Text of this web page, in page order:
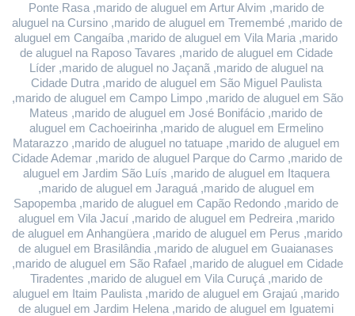
Ponte Rasa ,marido de aluguel em Artur Alvim ,marido de
aluguel na Cursino ,marido de aluguel em Tremembé ,marido de
aluguel em Cangaíba ,marido de aluguel em Vila Maria ,marido
de aluguel na Raposo Tavares ,marido de aluguel em Cidade
Líder ,marido de aluguel no Jaçanã ,marido de aluguel na
Cidade Dutra ,marido de aluguel em São Miguel Paulista
,marido de aluguel em Campo Limpo ,marido de aluguel em São
Mateus ,marido de aluguel em José Bonifácio ,marido de
aluguel em Cachoeirinha ,marido de aluguel em Ermelino
Matarazzo ,marido de aluguel no tatuape ,marido de aluguel em
Cidade Ademar ,marido de aluguel Parque do Carmo ,marido de
aluguel em Jardim São Luís ,marido de aluguel em Itaquera
,marido de aluguel em Jaraguá ,marido de aluguel em
Sapopemba ,marido de aluguel em Capão Redondo ,marido de
aluguel em Vila Jacuí ,marido de aluguel em Pedreira ,marido
de aluguel em Anhangüera ,marido de aluguel em Perus ,marido
de aluguel em Brasilândia ,marido de aluguel em Guaianases
,marido de aluguel em São Rafael ,marido de aluguel em Cidade
Tiradentes ,marido de aluguel em Vila Curuçá ,marido de
aluguel em Itaim Paulista ,marido de aluguel em Grajaú ,marido
de aluguel em Jardim Helena ,marido de aluguel em Iguatemi